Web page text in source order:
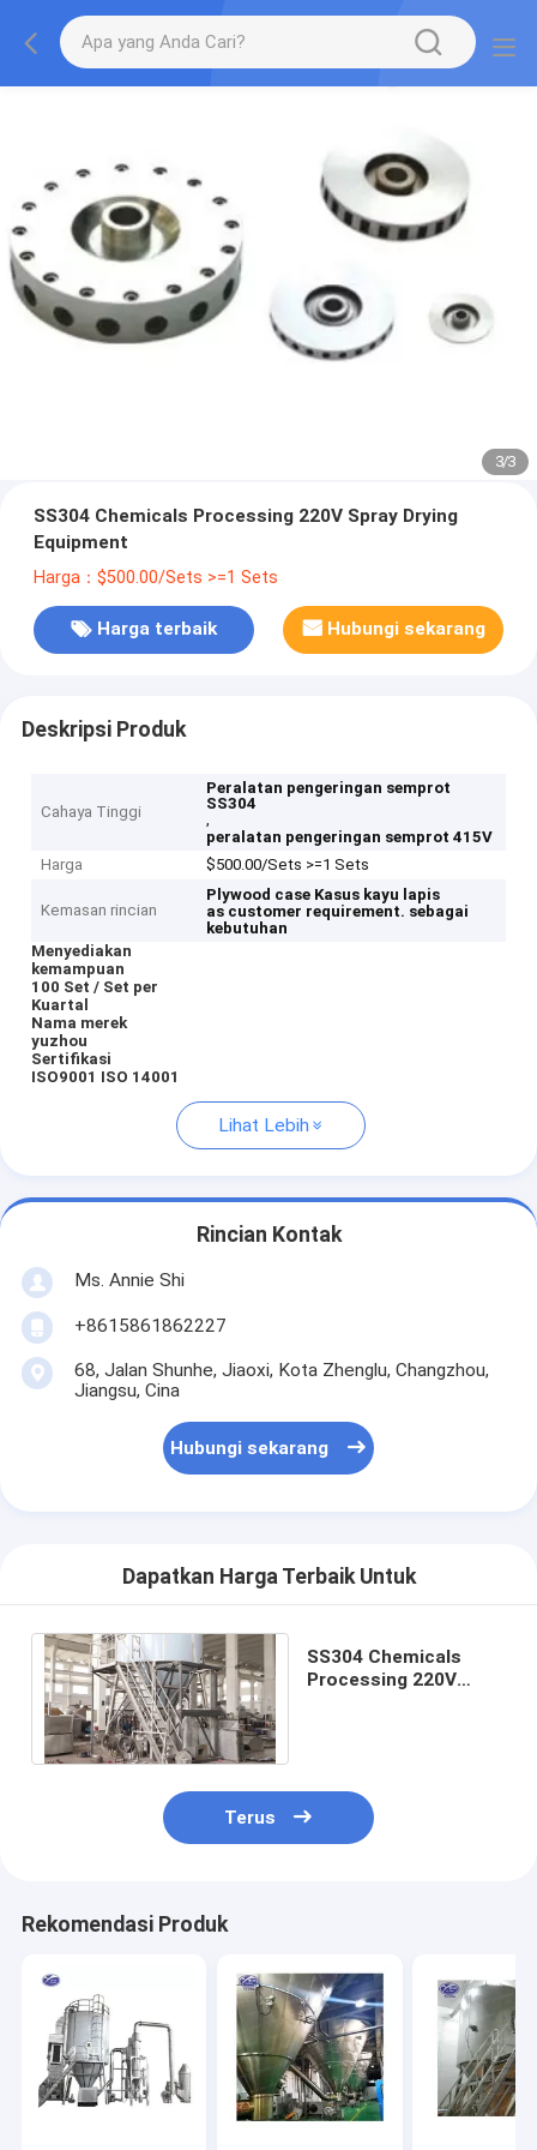
1/3
SS304 Chemicals Processing 220V Spray Drying
Equipment
Harga：$500.00/Sets >=1 Sets
Harga terbaik Hubungi sekarang
Deskripsi Produk
Cahaya Tinggi
Peralatan pengeringan semprot
SS304
,
peralatan pengeringan semprot 415V
Harga
$500.00/Sets >=1 Sets
Kemasan rincian
Plywood case Kasus kayu lapis
as customer requirement. sebagai
kebutuhan
Menyediakan
kemampuan
100 Set / Set per
Kuartal
Nama merek
yuzhou
Sertifikasi
ISO9001 ISO 14001
Lihat Lebih
Rincian Kontak
Ms. Annie Shi
+8615861862227
68, Jalan Shunhe, Jiaoxi, Kota Zhenglu, Changzhou,
Jiangsu, Cina
Hubungi sekarang
Dapatkan Harga Terbaik Untuk
SS304 Chemicals
Processing 220V
Terus
Rekomendasi Produk